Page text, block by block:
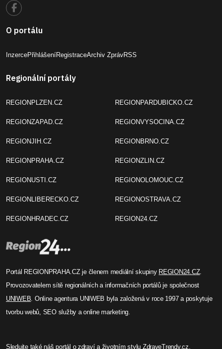
O portálu
InzercePřihlášeníRegistraceArchiv ZprávRSS
Regionální portály
REGIONPLZEN.CZ
REGIONZAPAD.CZ
REGIONJIH.CZ
REGIONPRAHA.CZ
REGIONUSTI.CZ
REGIONLIBERECKO.CZ
REGIONHRADEC.CZ
REGIONPARDUBICKO.CZ
REGIONVYSOCINA.CZ
REGIONBRNO.CZ
REGIONZLIN.CZ
REGIONOLOMOUC.CZ
REGIONOSTRAVA.CZ
REGION24.CZ
Portál REGIONPRAHA.CZ je členem mediální skupiny REGION24.CZ.
Provozovatelem sítě regionálních a informačních portálů je společnost
UNIWEB . Online agentura UNIWEB byla založená v roce 1997 a poskytuje
tvorbu webů, SEO služby a online marketing.
Sledujte také nášportál o zdravía životním stylu ZdraveTrendy.cz